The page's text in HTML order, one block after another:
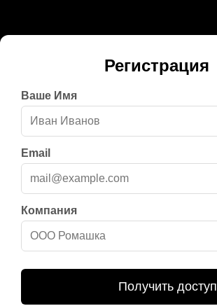
Регистрация
Ваше Имя
Email
Компания
Получить доступ